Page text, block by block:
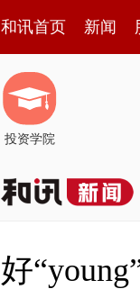
和讯首页 新闻
投资学院
好